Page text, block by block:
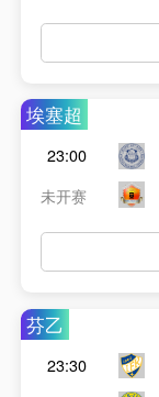
埃塞超
23:00
未开赛
芬乙
23:30